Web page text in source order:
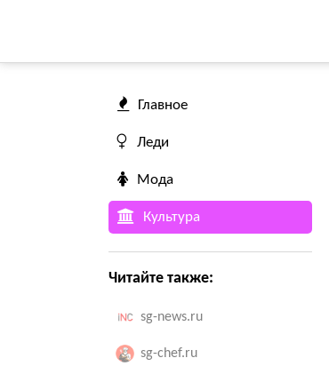
Главное
Леди
Мода
Культура
Читайте также:
sg-news.ru
sg-chef.ru